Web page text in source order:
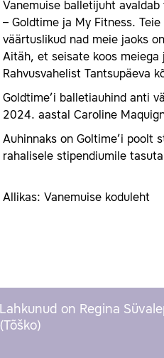
Vanemuise balletijuht
– Goldtime ja My Fitness.
väärtuslikud nad meie jaoks
Aitäh, et seisate koos meiega
Rahvusvahelist Tantsupäeva
Goldtime’i balletiauhind anti
2024. aastal Caroline
Auhinnaks on Goltime’i poolt
rahalisele stipendiumile
Allikas: Vanemuise koduleht
Lahkunud on Regina
(Tõško)